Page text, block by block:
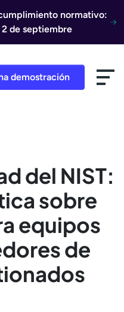
normativo:
de septiembre
demostración
del NIST:
sobre
equipos
de